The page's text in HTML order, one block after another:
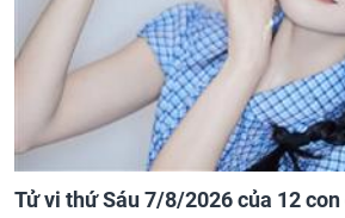
Tử vi thứ Sáu 7/8/2026 của 12